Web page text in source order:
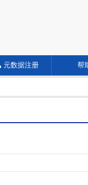
元数据注册 帮